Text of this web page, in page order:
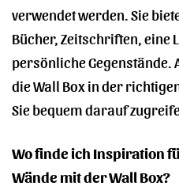
verwendet werden. Sie
Bücher, Zeitschriften, eine
persönliche Gegenstände.
die Wall Box in der
Sie bequem darauf
Wo finde ich Inspiration
Wände mit der Wall Box?